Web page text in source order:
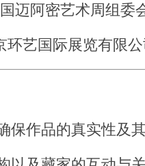
迈阿密艺术周组委
环艺国际展览有限
保作品的真实性及